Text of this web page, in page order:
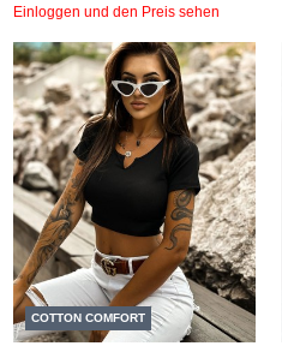
Einloggen und den Preis sehen
COTTON COMFORT